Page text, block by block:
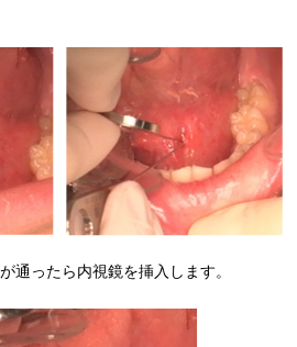
通ったら内視鏡を挿入します。